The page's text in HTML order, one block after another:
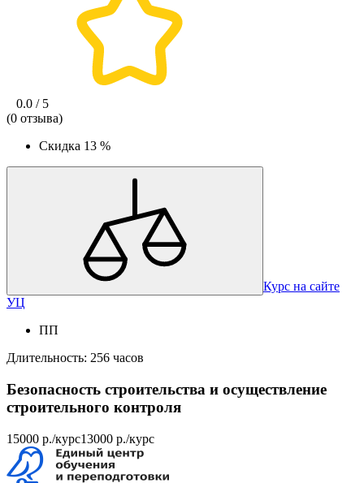
0.0 / 5
(0 отзыва)
Скидка 13 %
Курс на сайте
УЦ
ПП
Длительность: 256 часов
Безопасность строительства и осуществление
строительного контроля
15000 р./курс13000 р./курс